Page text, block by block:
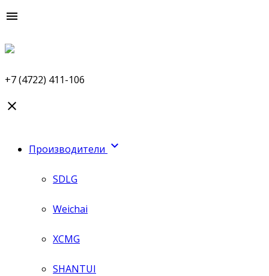

+7 (4722) 411-106

Производители 
SDLG
Weichai
XCMG
SHANTUI